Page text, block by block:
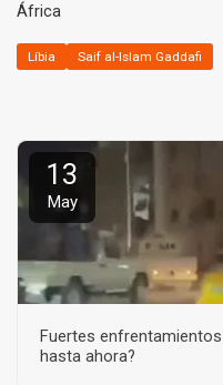
África
Líbia Saif al-Islam Gaddafi
13
May
Fuertes
hasta ahora?